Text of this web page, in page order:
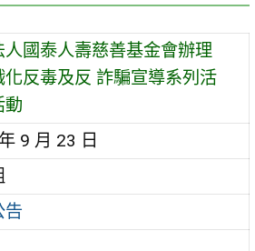
人國泰人壽慈善基金會辦理
化反毒及反 詐騙宣導系列活
動
9 月 23 日
告